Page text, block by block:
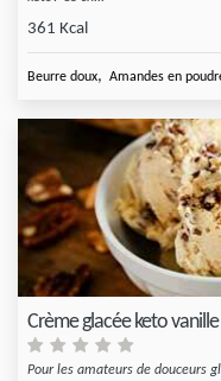
361 Kcal
Beurre doux, Amandes en
Crème glacée keto
Pour les amateurs de douceurs